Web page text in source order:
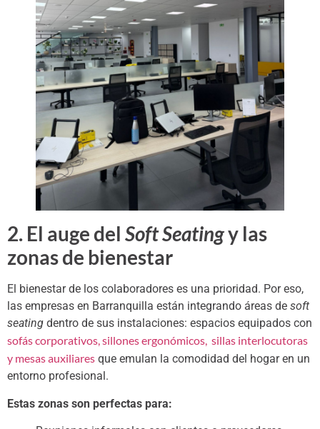
2. El auge del Soft Seatingy las
zonas de bienestar
El bienestar de los colaboradores es una prioridad. Por eso,
las empresas en Barranquilla están integrando áreas de soft
seating dentro de sus instalaciones: espacios equipados con
sofás corporativos, sillones ergonómicos, sillas interlocutoras
y mesas auxiliares que emulan la comodidad del hogar en un
entorno profesional.
Estas zonas son perfectas para: